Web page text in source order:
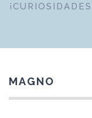
MAGNO